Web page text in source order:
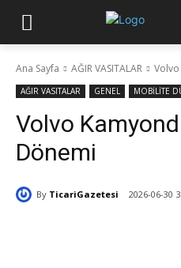
Ana Sayfa AĞIR VASITALAR
AĞIR VASITALAR GENEL MOBİLİTE
Volvo
Dönemi
By TicariGazetesi 2026-06-30